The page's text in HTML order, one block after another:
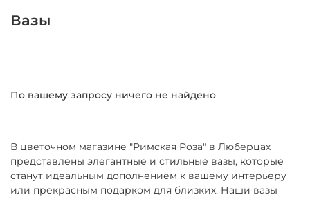
Вазы
По вашему запросу ничего не найдено
В цветочном магазине "Римская Роза" в Люберцах
представлены элегантные и стильные вазы, которые
станут идеальным дополнением к вашему интерьеру
или прекрасным подарком для близких. Наши вазы